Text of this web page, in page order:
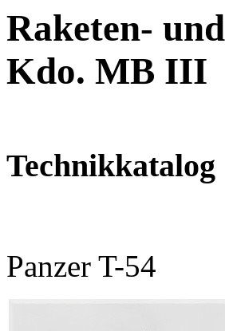
Raketen-
Kdo. MB III
Technikkatalog
Panzer T-54